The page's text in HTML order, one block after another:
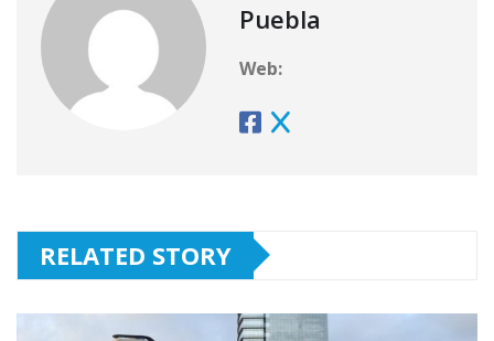
Puebla
Web:
RELATED STORY